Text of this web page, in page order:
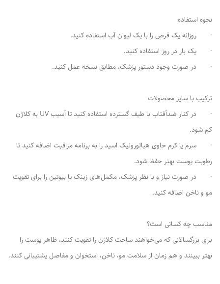
نحوه استفاده
· روزانه یک قرص را با یک لیوان آب استفاده کنید.
· یک بار در روز استفاده کنید.
· در صورت وجود دستور پزشک، مطابق نسخه عمل کنید.
ترکیب با سایر محصولات
· در کنار ضدآفتاب با طیف گسترده استفاده کنید تا آسیب UV به کلاژن
کم شود.
· سرم یا کرم حاوی هیالورونیک اسید را به برنامه مراقبت اضافه کنید تا
رطوبت پوست بهتر حفظ شود.
· در صورت نیاز و با نظر پزشک، مکمل‌های زینک یا بیوتین را برای تقویت
مو و ناخن اضافه کنید.
مناسب چه کسانی است؟
برای بزرگسالانی که می‌خواهند ساخت کلاژن را تقویت کنند، ظاهر پوست را
بهتر ببینند و هم زمان از سلامت مو، ناخن، استخوان و مفاصل پشتیبانی کنند.